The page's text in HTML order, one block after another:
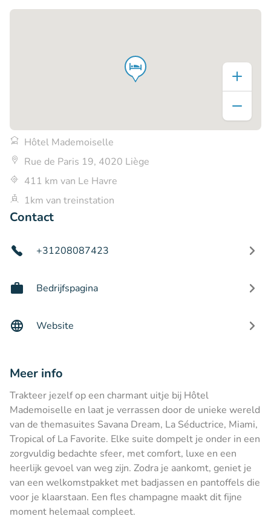
Hôtel Mademoiselle
Rue de Paris 19, 4020 Liège
411 km van Le Havre
1km van treinstation
Contact
+31208087423
Bedrijfspagina
Website
Meer info
Trakteer jezelf op een charmant uitje bij Hôtel
Mademoiselle en laat je verrassen door de unieke wereld
van de themasuites Savana Dream, La Séductrice, Miami,
Tropical of La Favorite. Elke suite dompelt je onder in een
zorgvuldig bedachte sfeer, met comfort, luxe en een
heerlijk gevoel van weg zijn. Zodra je aankomt, geniet je
van een welkomstpakket met badjassen en pantoffels die
voor je klaarstaan. Een fles champagne maakt dit fijne
moment helemaal compleet.